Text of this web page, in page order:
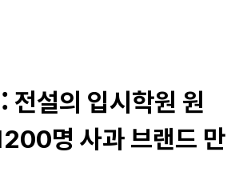
전설의 입시학원 원
명 사과 브랜드 만